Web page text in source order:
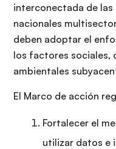
interconectada de las
nacionales
deben adoptar el
los factores sociales,
ambientales
El Marco de acción
Fortalecer el
utilizar datos e